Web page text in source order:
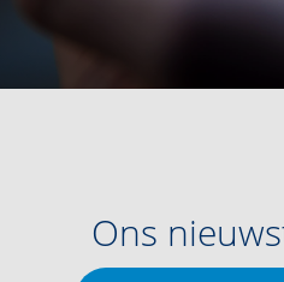
Ons